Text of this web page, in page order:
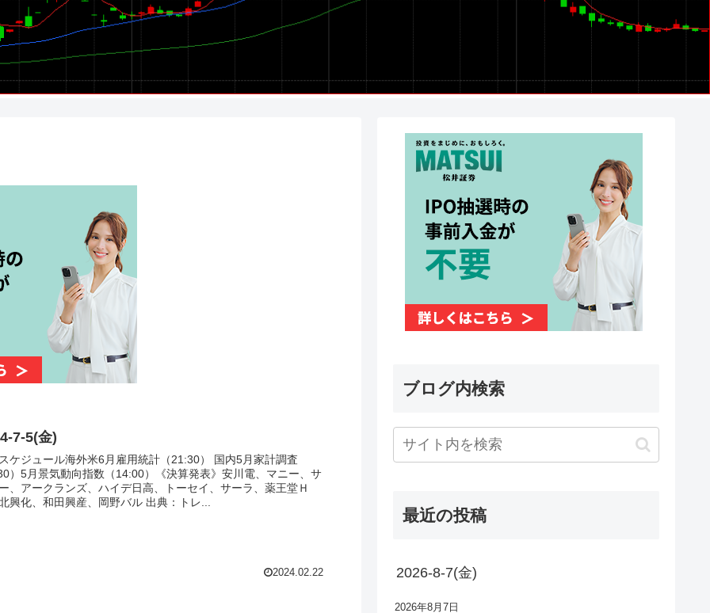
7-5(金)
ケジュール海外米6月雇用統計（21:30） 国内5月家計調査
）5月景気動向指数（14:00）《決算発表》安川電、マニー、サ
、アークランズ、ハイデ日高、トーセイ、サーラ、薬王堂Ｈ
興化、和田興産、岡野バル 出典：トレ...
2024.02.22
ブログ内検索
最近の投稿
2026-8-7(金)
2026年8月7日